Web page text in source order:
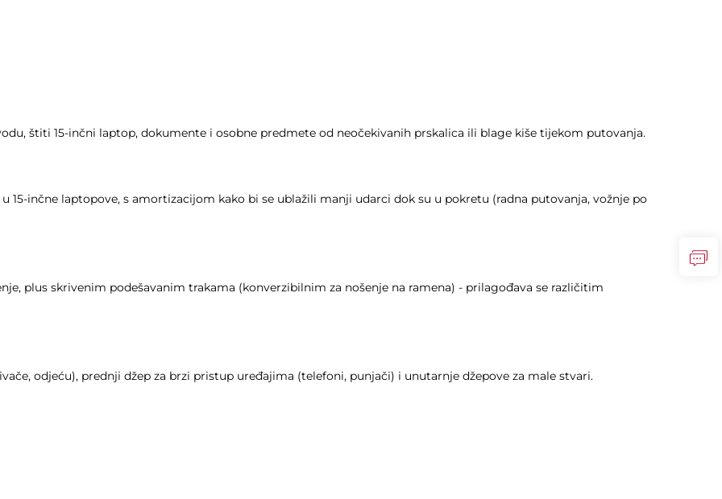
štiti 15-inčni laptop, dokumente i osobne predmete od neočekivanih prskalica ili blage kiše tijekom putovanja.
15-inčne laptopove, s amortizacijom kako bi se ublažili manji udarci dok su u pokretu (radna putovanja, vožnje po
plus skrivenim podešavanim trakama (konverzibilnim za nošenje na ramena) - prilagođava se različitim
odjeću), prednji džep za brzi pristup uređajima (telefoni, punjači) i unutarnje džepove za male stvari.